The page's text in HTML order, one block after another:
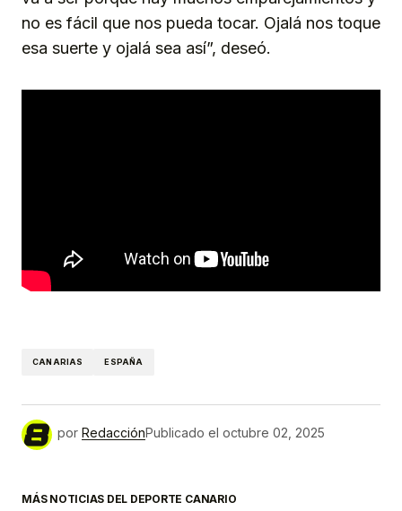
no es fácil que nos pueda tocar. Ojalá nos toque
esa suerte y ojalá sea así”, deseó.
CANARIAS ESPAÑA
por RedacciónPublicado el octubre 02, 2025
MÁS NOTICIAS DEL DEPORTE CANARIO